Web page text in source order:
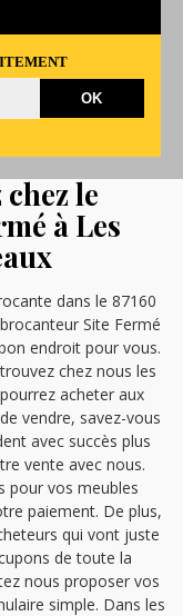
le
à Les
dans le 87160
Site Fermé
endroit pour vous.
chez nous les
acheter aux
vendre, savez-vous
avec succès plus
vente avec nous.
pour vos meubles
paiement. De plus,
qui vont juste
de toute la
nous proposer vos
simple. Dans les